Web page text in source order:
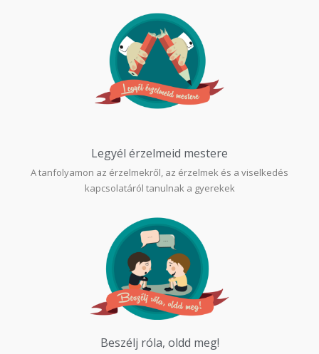
Legyél érzelmeid mestere​
A tanfolyamon az érzelmekről, az érzelmek és a viselkedés
kapcsolatáról tanulnak a gyerekek
Beszélj róla, oldd meg!